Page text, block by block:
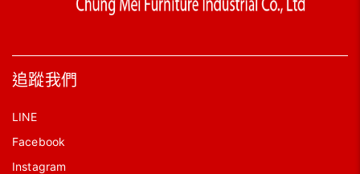
追蹤我們
LINE
Facebook
Instagram